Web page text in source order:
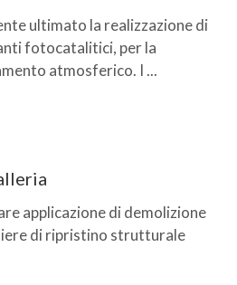
ultimato la realizzazione di
fotocatalitici, per la
atmosferico. I ...
applicazione di demolizione
di ripristino strutturale